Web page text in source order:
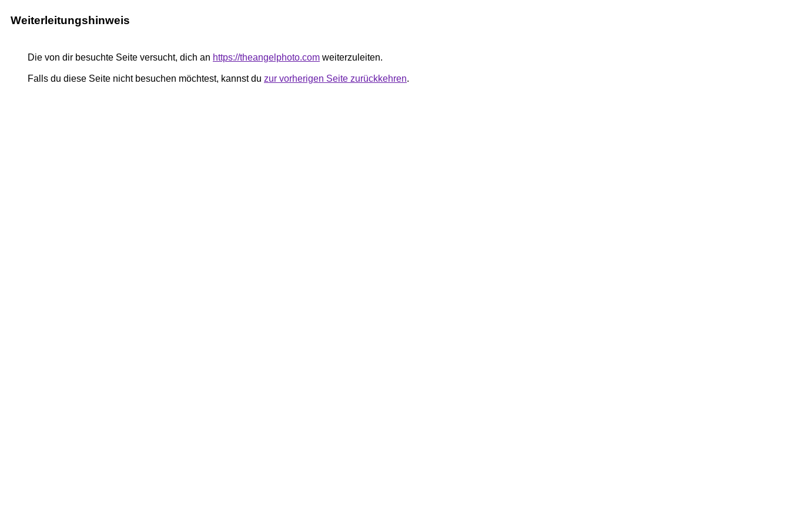
Weiterleitungshinweis
Die von dir besuchte Seite versucht, dich an https://theangelphoto.com weiterzuleiten.
Falls du diese Seite nicht besuchen möchtest, kannst du zur vorherigen Seite zurückkehren.